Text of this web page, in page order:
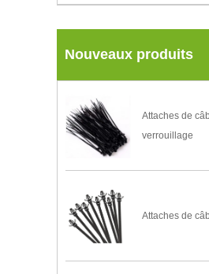
Nouveaux produits
Attaches de
verrouillage
Attaches de